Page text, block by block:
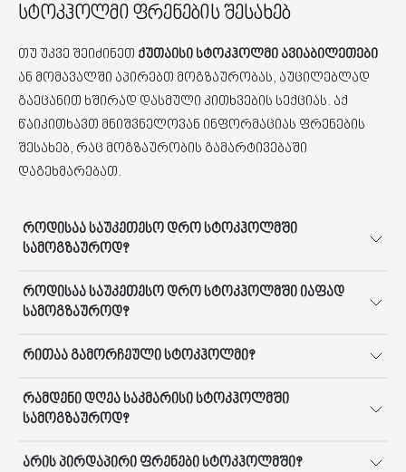
სტოკჰოლმი ფრენების შესახებ
თუ უკვე შეიძინეთ ქუთაისი სტოკჰოლმი ავიაბილეთები
ან მომავალში აპირებთ მოგზაურობას, აუცილებლად
გაეცანით ხშირად დასმული კითხვების სექციას. აქ
წაიკითხავთ მნიშვნელოვან ინფორმაციას ფრენების
შესახებ, რაც მოგზაურობის გამარტივებაში
დაგეხმარებათ.
როდისაა საუკეთესო დრო სტოკჰოლმში
სამოგზაუროდ?
როდისაა საუკეთესო დრო სტოკჰოლმში იაფად
სამოგზაუროდ?
რითაა გამორჩეული სტოკჰოლმი?
რამდენი დღეა საკმარისი სტოკჰოლმში
სამოგზაუროდ?
არის პირდაპირი ფრენები სტოკჰოლმში?